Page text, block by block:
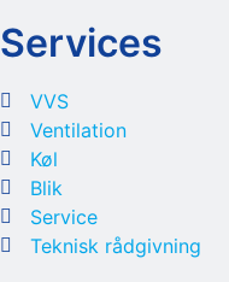
Services
VVS
Ventilation
Køl
Blik
Service
Teknisk rådgivning